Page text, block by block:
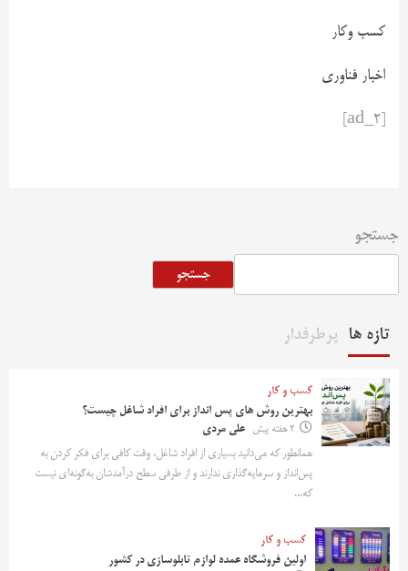
کسب وکار
اخبار فناوری
جستجو
جستجو
تازه ها پرطرفدار
کسب و کار
بهترین روش‌ های پس‌ انداز برای افراد شاغل چیست؟
2 هفته پیش
علی مردی
همانطور که می‌دانید بسیاری از افراد شاغل، وقت کافی برای فکر کردن به
پس‌انداز و سرمایه‌گذاری ندارند و از طرفی سطح درآمدشان به‌گونه‌ای نیست
که...
کسب و کار
اولین فروشگاه عمده لوازم تابلوسازی در کشور